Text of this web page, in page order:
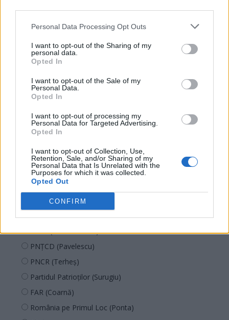
Personal Data Processing Opt Outs
I want to opt-out of the Sharing of my
personal data.
Opted In
I want to opt-out of the Sale of my
Personal Data.
Opted In
I want to opt-out of processing my
Personal Data for Targeted Advertising.
Opted In
I want to opt-out of Collection, Use,
Retention, Sale, and/or Sharing of my
Personal Data that Is Unrelated with the
Purposes for which it was collected.
Opted Out
CONFIRM
PSD
AUR
UDMR
PMP (Tomac)
Forța Dreptei (L. Orban)
REPER
SOS (Șoșoacă)
POT (Gavrilă)
PACE (Peia)
Acțiunea Conservatoare (Târziu)
PDF (Lazarus)
PUSL (D. Voiculescu)
PNȚCD (Pavelescu)
PNCR (Terheș)
Partidul Patrioților (Surugiu)
FAR (Coarnă)
România pe Primul Loc (Ponta)